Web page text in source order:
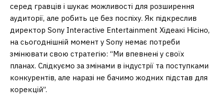
серед гравців і шукає можливості для розширення
аудиторії, але робить це без поспіху. Як підкреслив
директор Sony Interactive Entertainment Хідеакі Нісіно,
на сьогоднішній момент у Sony немає потреби
змінювати свою стратегію: “Ми впевнені у своїх
планах. Слідкуємо за змінами в індустрії та поступками
конкурентів, але наразі не бачимо жодних підстав для
корекцій”.